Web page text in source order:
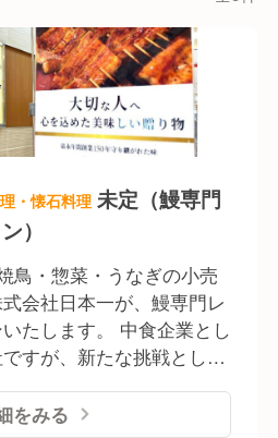
す環境保護活動
用を推進しており、2024年
屋上に太陽光発電設備を設置
に太陽光発電で得られた電力
環境の保全に対して企業とし
す福祉活動
より、定期的に社会福祉イベ
の焼鳥を 無償で提供する活
被災地でも活動）を行ってお
・懐石料理 未定（鰻専門
）
鳥・惣菜・うなぎの小売
会社日本一が、鰻専門レ
たします。 中食企業とし
すが、新たな挑戦として
しています。
をみる